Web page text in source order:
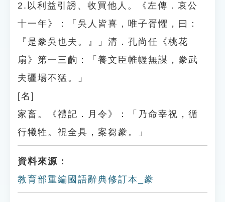
2.以利益引誘、收買他人。《左傳．哀公
十一年》：「吳人皆喜，唯子胥懼，曰：
『是豢吳也夫。』」清．孔尚任《桃花
扇》第一三齣：「養文臣帷幄無謀，豢武
夫疆場不猛。」
[名]
家畜。《禮記．月令》：「乃命宰祝，循
行犧牲。視全具，案芻豢。」
資料來源：
教育部重編國語辭典修訂本_豢